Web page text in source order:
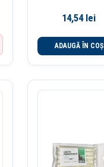
14,54 lei
ADAUGĂ ÎN COȘ